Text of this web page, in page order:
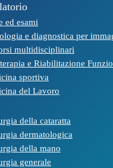
ed esami
e diagnostica per
multidisciplinari
e Riabilitazione
sportiva
del Lavoro
della cataratta
dermatologica
della mano
generale